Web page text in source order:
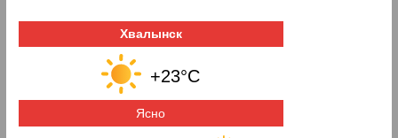
Хвалынск
+23°C
Ясно